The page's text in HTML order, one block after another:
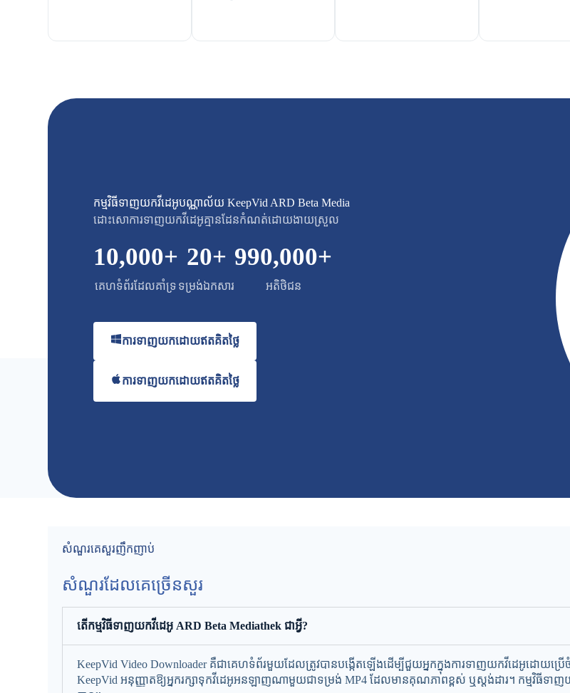
កម្មវិធីទាញយកវីដេអូបណ្ណាល័យ KeepVid ARD Beta Media
ដោះសោការទាញយកវីដេអូគ្មានដែនកំណត់ដោយងាយស្រួល
គេហទំព័រដែលគាំទ្រ
10,000+
ទម្រង់ឯកសារ
20+
អតិថិជន
990,000+
ការ​ទាញ​យក​ដោយ​ឥត​គិត​ថ្លៃ
ការ​ទាញ​យក​ដោយ​ឥត​គិត​ថ្លៃ
សំណួរគេសួរញឹកញាប់
សំណួរ​ដែលគេ​ច្រើន​សួរ
តើកម្មវិធីទាញយកវីដេអូ ARD Beta Mediathek ជាអ្វី?
KeepVid Video Downloader គឺជាគេហទំព័រមួយដែលត្រូវបានបង្កើតឡើងដើម្បីជួយអ្នកក្នុងការទាញយកវីដេអូដោ
KeepVid អនុញ្ញាតឱ្យអ្នករក្សាទុកវីដេអូអនឡាញណាមួយជាទម្រង់ MP4 ដែលមានគុណភាពខ្ពស់ ឬស្តង់ដារ។ កម្មវិធីទា